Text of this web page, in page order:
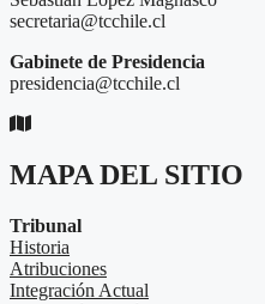
secretaria@tcchile.cl
Gabinete de Presidencia
presidencia@tcchile.cl
MAPA DEL SITIO
Tribunal
Historia
Atribuciones
Integración Actual